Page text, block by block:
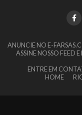
ANUNCIE NO E-
ASSINE NOSSO FEED
ENTRE EM
HOME